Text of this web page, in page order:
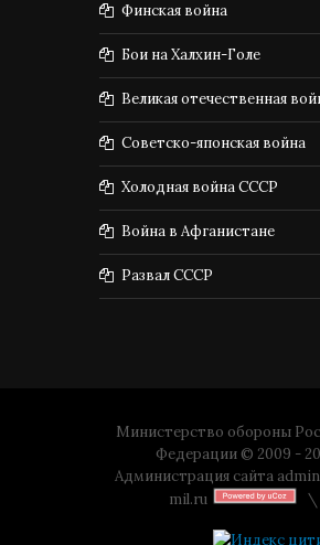
Финская война
Бои на Халхин-Голе
Великая отечественная
Советско-японская война
Холодная война СССР
Война в Афганистане
Развал СССР
Министерство обороны
Федерации © 2009 -
Администрация сайта
mil.ru